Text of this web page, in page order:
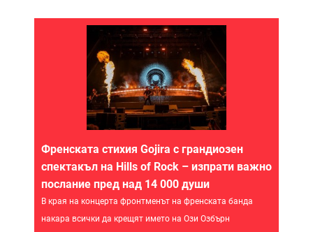
Френската стихия Gojira с грандиозен
спектакъл на Hills of Rock – изпрати важно
послание пред над 14 000 души
В края на концерта фронтменът на френската банда
накара всички да крещят името на Ози Озбърн